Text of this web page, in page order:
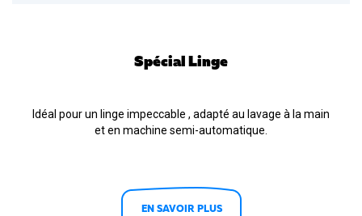
Spécial Linge
Idéal pour un linge impeccable , adapté au lavage à la main
et en machine semi-automatique.
EN SAVOIR PLUS